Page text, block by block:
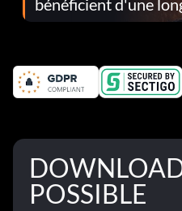
corrections dans la
POSSIBLE